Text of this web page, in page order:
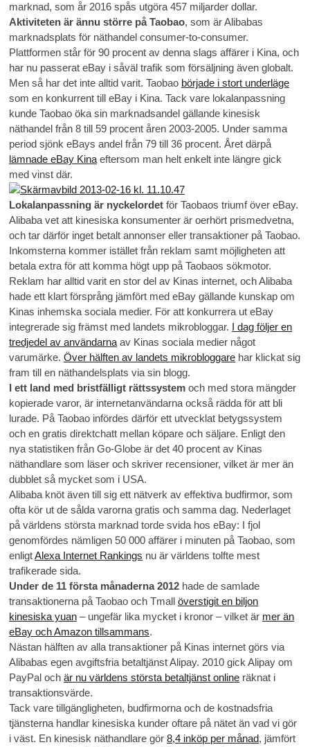
marknad, som år 2016 spås utgöra 457 miljarder dollar.
Aktiviteten är ännu större på Taobao, som är Alibabas
marknadsplats för näthandel consumer-to-consumer.
Plattformen står för 90 procent av denna slags affärer i Kina, och
har nu passerat eBay i såväl trafik som försäljning även globalt.
Men så har det inte alltid varit. Taobao började i stort underläge
som en konkurrent till eBay i Kina. Tack vare lokalanpassning
kunde Taobao öka sin marknadsandel gällande kinesisk
näthandel från 8 till 59 procent åren 2003-2005. Under samma
period sjönk eBays andel från 79 till 36 procent. Året därpå
lämnade eBay Kina eftersom man helt enkelt inte längre gick
med vinst där.
Lokalanpassning är nyckelordet för Taobaos triumf över eBay.
Alibaba vet att kinesiska konsumenter är oerhört prismedvetna,
och tar därför inget betalt annonser eller transaktioner på Taobao.
Inkomsterna kommer istället från reklam samt möjligheten att
betala extra för att komma högt upp på Taobaos sökmotor.
Reklam har alltid varit en stor del av Kinas internet, och Alibaba
hade ett klart försprång jämfört med eBay gällande kunskap om
Kinas inhemska sociala medier. För att konkurrera ut eBay
integrerade sig främst med landets mikrobloggar. I dag följer en
tredjedel av användarna av Kinas sociala medier något
varumärke. Över hälften av landets mikrobloggare har klickat sig
fram till en näthandelsplats via sin blogg.
I ett land med bristfälligt rättssystem och med stora mängder
kopierade varor, är internetanvändarna också rädda för att bli
lurade. På Taobao infördes därför ett utvecklat betygssystem
och en gratis direktchatt mellan köpare och säljare. Enligt den
nya statistiken från Go-Globe är det 40 procent av Kinas
näthandlare som läser och skriver recensioner, vilket är mer än
dubblet så mycket som i USA.
Alibaba knöt även till sig ett nätverk av effektiva budfirmor, som
ofta kör ut de sålda varorna gratis och samma dag. Nederlaget
på världens största marknad torde svida hos eBay: I fjol
genomfördes nämligen 50 000 affärer i minuten på Taobao, som
enligtAlexa Internet Rankings nu är världens tolfte mest
trafikerade sida.
Under de 11 första månaderna 2012 hade de samlade
transaktionerna på Taobao och Tmall överstigit en biljon
kinesiska yuan – ungefär lika mycket i kronor – vilket är mer än
eBay och Amazon tillsammans.
Nästan hälften av alla transaktioner på Kinas internet görs via
Alibabas egen avgiftsfria betaltjänst Alipay. 2010 gick Alipay om
PayPal och är nu världens största betaltjänst online räknat i
transaktionsvärde.
Tack vare tillgängligheten, budfirmorna och de kostnadsfria
tjänsterna handlar kinesiska kunder oftare på nätet än vad vi gör
i väst. En kinesisk näthandlare gör 8,4 inköp per månad, jämfört